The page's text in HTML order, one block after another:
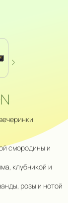
смородины и
клубникой и
розы и нотой